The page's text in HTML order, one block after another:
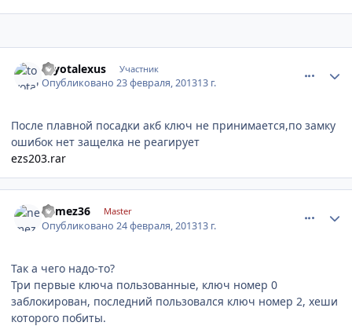
toyotalexus Участник
Опубликовано23 февраля, 201313 г.
После плавной посадки акб ключ не принимается,по замку
ошибок нет защелка не реагирует
ezs203.rar
nemez36 Master
Опубликовано24 февраля, 201313 г.
Так а чего надо-то?
Три первые ключа пользованные, ключ номер 0
заблокирован, последний пользовался ключ номер 2, хеши
которого побиты.